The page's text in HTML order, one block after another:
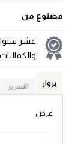
مصنوع من
عشر
برواز السرير
عرض